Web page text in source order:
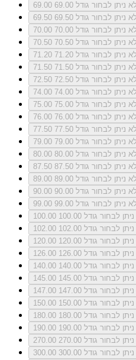
69.00
לא ניתן לבחור גודל 69.00
69.50
לא ניתן לבחור גודל 69.50
70.00
לא ניתן לבחור גודל 70.00
70.50
לא ניתן לבחור גודל 70.50
71.20
לא ניתן לבחור גודל 71.20
71.50
לא ניתן לבחור גודל 71.50
72.50
לא ניתן לבחור גודל 72.50
74.00
לא ניתן לבחור גודל 74.00
75.00
לא ניתן לבחור גודל 75.00
76.00
לא ניתן לבחור גודל 76.00
77.50
לא ניתן לבחור גודל 77.50
79.00
לא ניתן לבחור גודל 79.00
80.00
לא ניתן לבחור גודל 80.00
87.50
לא ניתן לבחור גודל 87.50
89.00
לא ניתן לבחור גודל 89.00
90.00
לא ניתן לבחור גודל 90.00
99.00
לא ניתן לבחור גודל 99.00
100.00
לבחור גודל 100.00
102.00
לבחור גודל 102.00
120.00
לבחור גודל 120.00
126.00
לבחור גודל 126.00
140.00
לבחור גודל 140.00
145.00
לבחור גודל 145.00
147.00
לבחור גודל 147.00
150.00
לבחור גודל 150.00
180.00
לבחור גודל 180.00
190.00
לבחור גודל 190.00
270.00
לבחור גודל 270.00
300.00
לבחור גודל 300.00